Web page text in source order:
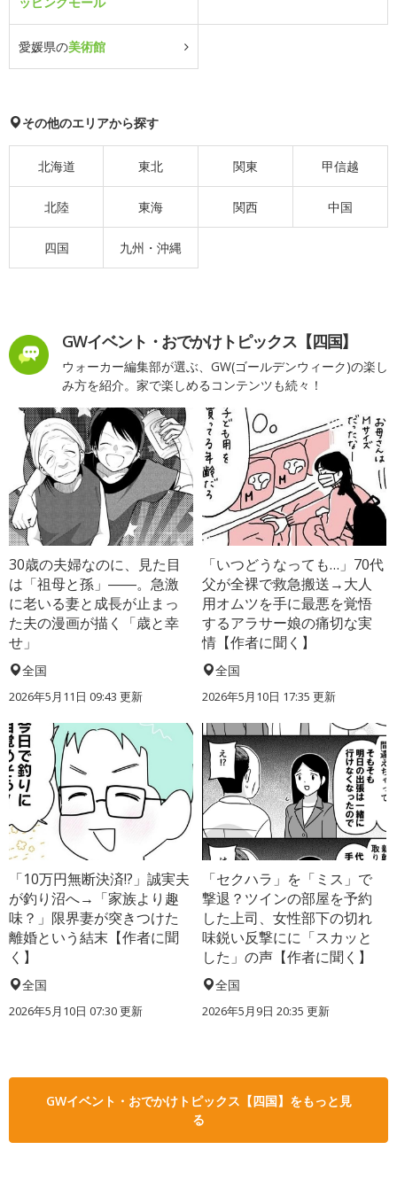
愛媛県の美術館
その他のエリアから探す
北海道 東北 関東 甲信越
北陸 東海 関西 中国
四国 九州・沖縄
GWイベント・おでかけトピックス【四国】
ウォーカー編集部が選ぶ、GW(ゴールデンウィーク)の楽し
み方を紹介。家で楽しめるコンテンツも続々！
30歳の夫婦なのに、見た目
は「祖母と孫」――。急激
に老いる妻と成長が止まっ
た夫の漫画が描く「歳と幸
せ」
全国
2026年5月11日 09:43 更新
「いつどうなっても…」70代
父が全裸で救急搬送→大人
用オムツを手に最悪を覚悟
するアラサー娘の痛切な実
情【作者に聞く】
全国
2026年5月10日 17:35 更新
「10万円無断決済!?」誠実夫
が釣り沼へ→「家族より趣
味？」限界妻が突きつけた
離婚という結末【作者に聞
く】
全国
2026年5月10日 07:30 更新
「セクハラ」を「ミス」で
撃退？ツインの部屋を予約
した上司、女性部下の切れ
味鋭い反撃にに「スカッと
した」の声【作者に聞く】
全国
2026年5月9日 20:35 更新
GWイベント・おでかけトピックス【四国】をもっと見
る